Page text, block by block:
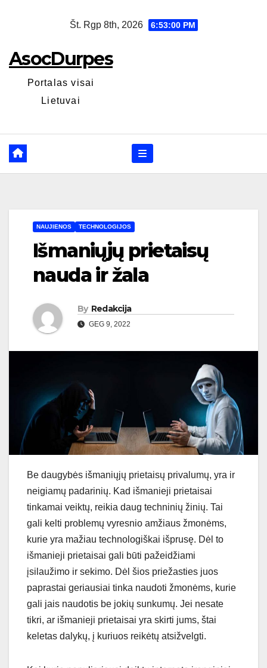
Št. Rgp 8th, 2026 6:53:00 PM
AsocDurpes
Portalas visai
Lietuvai
NAUJIENOS TECHNOLOGIJOS
Išmaniųjų prietaisų
nauda ir žala
By Redakcija
GEG 9, 2022
Be daugybės išmaniųjų prietaisų privalumų, yra ir
neigiamų padarinių. Kad išmanieji prietaisai
tinkamai veiktų, reikia daug techninių žinių. Tai
gali kelti problemų vyresnio amžiaus žmonėms,
kurie yra mažiau technologiškai išprusę. Dėl to
išmanieji prietaisai gali būti pažeidžiami
įsilaužimo ir sekimo. Dėl šios priežasties juos
paprastai geriausiai tinka naudoti žmonėms, kurie
gali jais naudotis be jokių sunkumų. Jei nesate
tikri, ar išmanieji prietaisai yra skirti jums, štai
keletas dalykų, į kuriuos reikėtų atsižvelgti.